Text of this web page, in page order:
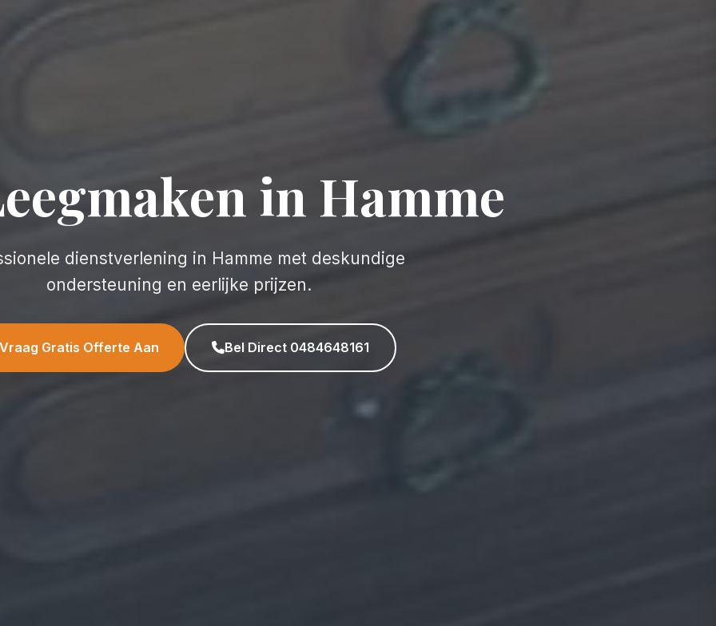
in Hamme
dienstverlening in Hamme met deskundige
ondersteuning en eerlijke prijzen.
Gratis Offerte Aan Bel Direct 0484648161